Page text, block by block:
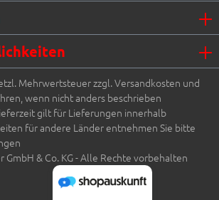
Mehrwertsteuer zzgl. Versandkosten und
wenn nicht anders beschrieben
gilt für Lieferungen innerhalb
für andere Länder entnehmen Sie bitte
& Co. KG - Alle Rechte vorbehalten